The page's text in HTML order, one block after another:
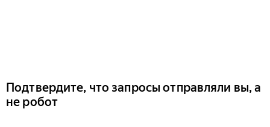
Подтвердите, что запросы отправляли вы, а
не робот